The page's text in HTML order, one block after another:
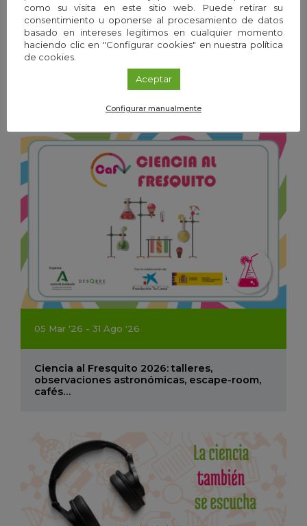
Exposición/ Granada
20 Ene'26 - 19 '26
Frío y calor. Las temperaturas de la vida
05 Mar '26 - 31 Ago '26
Ciencia al Fresquito 2026: talleres,
observaciones astronómicas, escape-room,
cafés…
como su visita en este sitio web. Puede retirar su
consentimiento u oponerse al procesamiento de datos
basado en intereses legítimos en cualquier momento
haciendo clic en "Configurar cookies" en nuestra política
de cookies.
Aceptar
Configurar manualmente